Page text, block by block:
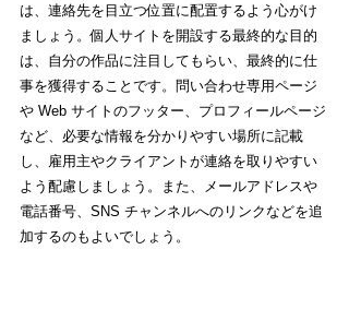
は、連絡先を目立つ位置に配置するよう心がけ
ましょう。個人サイトを開設する最終的な目的
は、自分の作品に注目してもらい、最終的に仕
事を獲得することです。問い合わせ専用ページ
や Web サイトのフッター、プロフィールページ
など、必要な情報を分かりやすい場所に記載
し、雇用主やクライアントが連絡を取りやすい
よう配慮しましょう。また、メールアドレスや
電話番号、SNS チャンネルへのリンクなどを追
加するのもよいでしょう。